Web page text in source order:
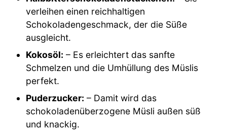
verleihen einen reichhaltigen
Schokoladengeschmack, der die Süße
ausgleicht.
Kokosöl: – Es erleichtert das sanfte
Schmelzen und die Umhüllung des Müslis
perfekt.
Puderzucker: – Damit wird das
schokoladenüberzogene Müsli außen süß
und knackig.